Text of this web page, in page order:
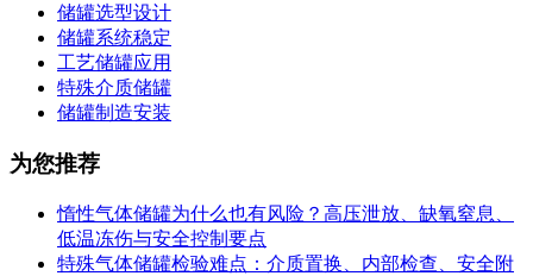
储罐选型设计
储罐系统稳定
工艺储罐应用
特殊介质储罐
储罐制造安装
为您推荐
惰性气体储罐为什么也有风险？高压泄放、缺氧窒息、
低温冻伤与安全控制要点
特殊气体储罐检验难点：介质置换、内部检查、安全附